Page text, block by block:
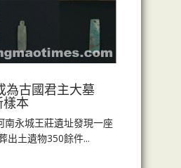
為古國君主大墓
樣本
南永城王莊遺址發現一座
出土遺物350餘件...